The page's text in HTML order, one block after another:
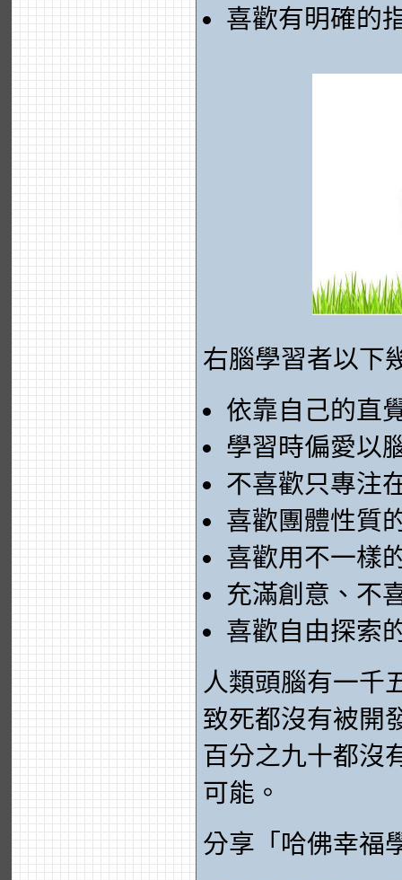
喜歡有明確的
右腦學習者以下
依靠自己的直
學習時偏愛以
不喜歡只專注
喜歡團體性質
喜歡用不一樣
充滿創意、不
喜歡自由探索
人類頭腦有一千
致死都沒有被開
百分之九十都沒
可能。
分享「哈佛幸福